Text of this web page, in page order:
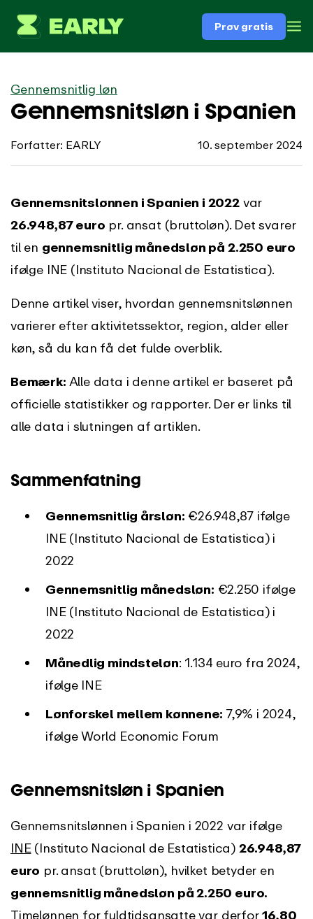
Prøv gratis
Gennemsnitlig løn
Gennemsnitsløn i Spanien
Forfatter: EARLY 10. september 2024
Gennemsnitslønnen i Spanien i 2022var
26.948,87 euro pr. ansat (bruttoløn). Det svarer
til en gennemsnitlig månedsløn på 2.250 euro
ifølge INE (Instituto Nacional de Estatistica).
Denne artikel viser, hvordan gennemsnitslønnen
varierer efter aktivitetssektor, region, alder eller
køn, så du kan få det fulde overblik.
Bemærk: Alle data i denne artikel er baseret på
officielle statistikker og rapporter. Der er links til
alle data i slutningen af artiklen.
Sammenfatning
Gennemsnitlig årsløn: €26.948,87 ifølge
INE (Instituto Nacional de Estatistica) i
2022
Gennemsnitlig månedsløn: €2.250 ifølge
INE (Instituto Nacional de Estatistica) i
2022
Månedlig mindsteløn: 1.134 euro fra 2024,
ifølge INE
Lønforskel mellem kønnene: 7,9% i 2024,
ifølge World Economic Forum
Gennemsnitsløn i Spanien
Gennemsnitslønnen i Spanien i 2022 var ifølge
INE(Instituto Nacional de Estatistica) 26.948,87
euro pr. ansat (bruttoløn), hvilket betyder en
gennemsnitlig månedsløn på 2.250 euro.
Timelønnen for fuldtidsansatte var derfor16,80